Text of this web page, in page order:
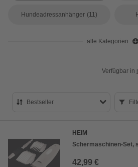
Hundeadressanhänger (11)
alle Kategorien
Verfügbar in
Bestseller
Preis aufsteigend
Preis absteigend
HEIM
Schermaschinen-Set,
42,99 €